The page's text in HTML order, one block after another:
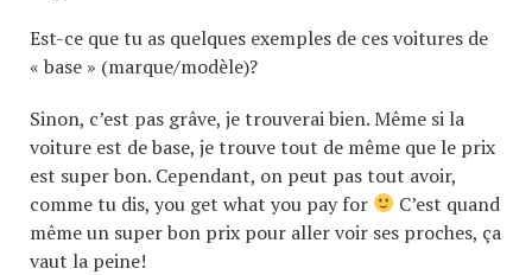
Est-ce que tu as quelques exemples de ces voitures de
« base » (marque/modèle)?
Sinon, c’est pas grâve, je trouverai bien. Même si la
voiture est de base, je trouve tout de même que le prix
est super bon. Cependant, on peut pas tout avoir,
comme tu dis, you get what you pay for
C’est quand
même un super bon prix pour aller voir ses proches, ça
vaut la peine!